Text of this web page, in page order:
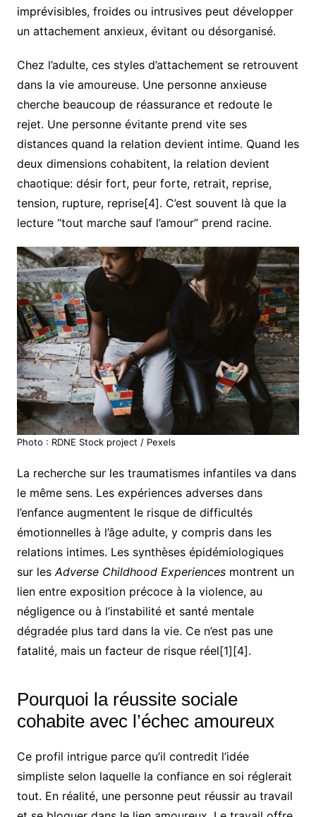
imprévisibles, froides ou intrusives peut développer
un attachement anxieux, évitant ou désorganisé.
Chez l’adulte, ces styles d’attachement se retrouvent
dans la vie amoureuse. Une personne anxieuse
cherche beaucoup de réassurance et redoute le
rejet. Une personne évitante prend vite ses
distances quand la relation devient intime. Quand les
deux dimensions cohabitent, la relation devient
chaotique: désir fort, peur forte, retrait, reprise,
tension, rupture, reprise[4]. C’est souvent là que la
lecture “tout marche sauf l’amour” prend racine.
Photo : RDNE Stock project / Pexels
La recherche sur les traumatismes infantiles va dans
le même sens. Les expériences adverses dans
l’enfance augmentent le risque de difficultés
émotionnelles à l’âge adulte, y compris dans les
relations intimes. Les synthèses épidémiologiques
sur lesAdverse Childhood Experiencesmontrent un
lien entre exposition précoce à la violence, au
négligence ou à l’instabilité et santé mentale
dégradée plus tard dans la vie. Ce n’est pas une
fatalité, mais un facteur de risque réel[1][4].
Pourquoi la réussite sociale
cohabite avec l’échec amoureux
Ce profil intrigue parce qu’il contredit l’idée
simpliste selon laquelle la confiance en soi réglerait
tout. En réalité, une personne peut réussir au travail